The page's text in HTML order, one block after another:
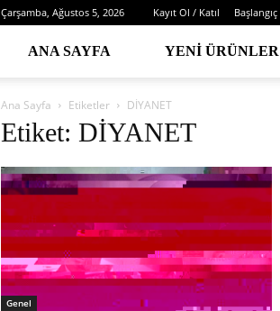
Çarşamba, Ağustos 5, 2026 Kayıt Ol / Katıl Başlangıç
ANA SAYFA YENI ÜRÜNLER
Ana Sayfa Etiketler DİYANET
Etiket: DİYANET
Genel